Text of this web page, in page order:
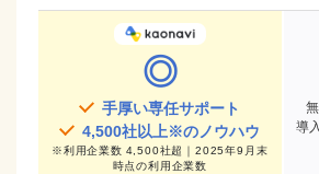
◎
手厚い専任サポート
4,500社以上※のノウハウ
※利用企業数 4,500社超｜2025年9月末
時点の利用企業数
導